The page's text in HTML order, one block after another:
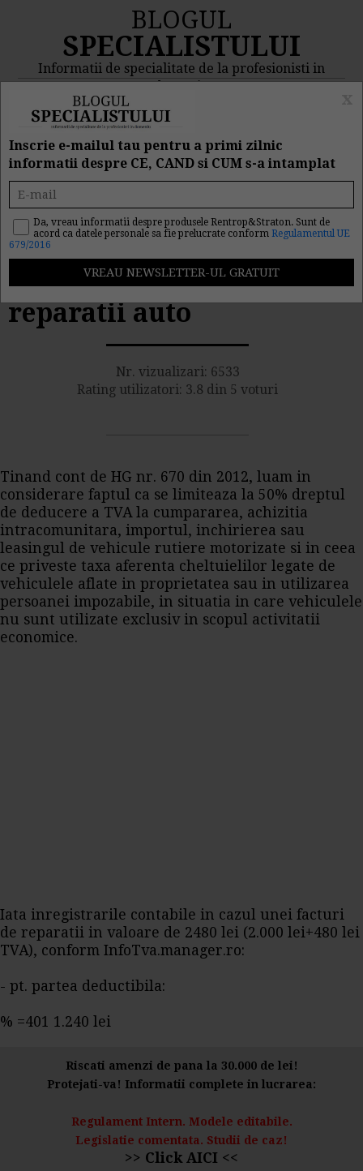
BLOGUL
SPECIALISTULUI
Informatii de specialitate de la profesionisti in
domeniu
MENIU
Inregistrare contabila:
Deducere de 50 la suta la
declarare in formularul
394 a unei facturi
reparatii auto
Nr. vizualizari: 6533
Rating utilizatori: 3.8 din 5 voturi
Tinand cont de HG nr. 670 din 2012, luam in
considerare faptul ca se limiteaza la 50% dreptul
de deducere a TVA la cumpararea, achizitia
intracomunitara, importul, inchirierea sau
leasingul de vehicule rutiere motorizate si in ceea
ce priveste taxa aferenta cheltuielilor legate de
vehiculele aflate in proprietatea sau in utilizarea
persoanei impozabile, in situatia in care vehiculele
nu sunt utilizate exclusiv in scopul activitatii
economice.
Iata inregistrarile contabile in cazul unei facturi
de reparatii in valoare de 2480 lei (2.000 lei+480 lei
TVA), conform InfoTva.manager.ro:
- pt. partea deductibila:
% =401 1.240 lei
Riscati amenzi de pana la 30.000 de lei!
Protejati-va! Informatii complete in lucrarea:
Regulament Intern. Modele editabile.
Legislatie comentata. Studii de caz!
>> Click AICI <<
Inscrie e-mailul tau pentru a primi zilnic
informatii despre CE, CAND si CUM s-a intamplat
Da, vreau informatii despre produsele Rentrop&Straton. Sunt de
acord ca datele personale sa fie prelucrate conform Regulamentul UE
679/2016